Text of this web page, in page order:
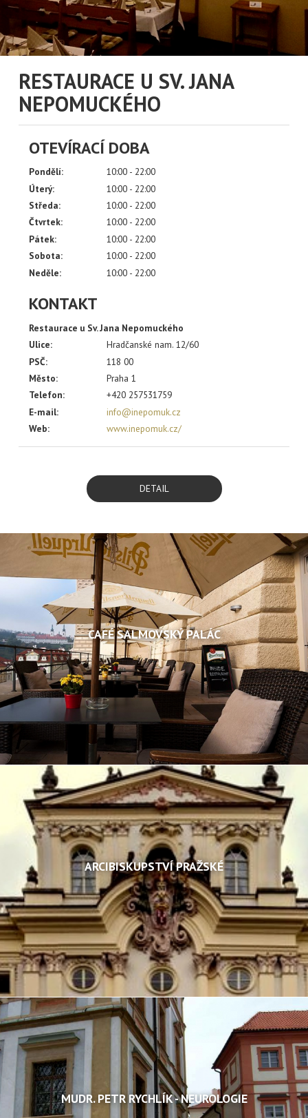
NOVINKY Z
ULIC
email
RESTAURACE U SV. JANA
NEPOMUCKÉHO
OTEVÍRACÍ DOBA
Pondělí:
10:00 - 22:00
Úterý:
10:00 - 22:00
Středa:
10:00 - 22:00
Čtvrtek:
10:00 - 22:00
Pátek:
10:00 - 22:00
Sobota:
10:00 - 22:00
Neděle:
10:00 - 22:00
KONTAKT
Restaurace u Sv. Jana Nepomuckého
Ulice:
Hradčanské nam. 12/60
PSČ:
118 00
Město:
Praha 1
Telefon:
+420 257531759
E-mail:
info@inepomuk.cz
Web:
www.inepomuk.cz/
DETAIL
CAFÉ SALMOVSKÝ PALÁC
ARCIBISKUPSTVÍ PRAŽSKÉ
MUDR. PETR RYCHLÍK - NEUROLOGIE